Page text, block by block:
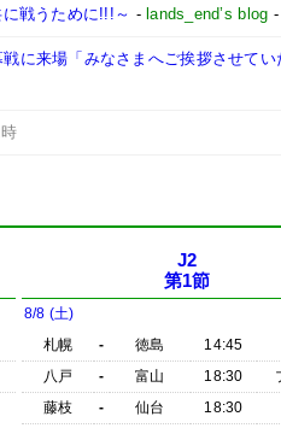
戦うために!!!～ - lands_end’s blog -
に来場「みなさまへご挨拶させてい
J2
第1節
8/8 (土)
札幌
- 徳島 14:45
八戸
- 富山 18:30
藤枝
- 仙台 18:30